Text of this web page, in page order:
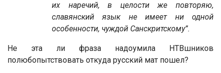
их наречий, в целости же повторяю,
славянский язык не имеет ни одной
особенности, чуждой Санскритскому”.
Не эта ли фраза надоумила НТВшников
полюбопытствовать откуда русский мат пошел?